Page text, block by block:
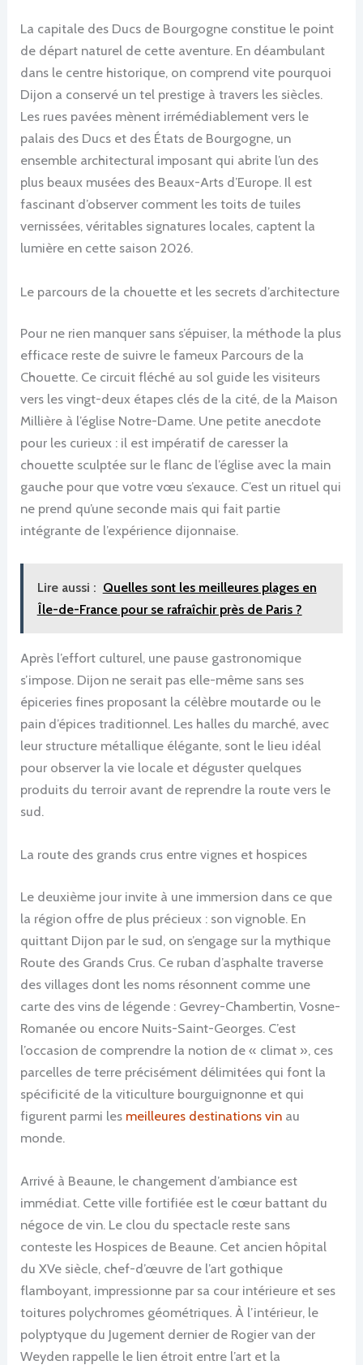
La capitale des Ducs de Bourgogne constitue le point
de départ naturel de cette aventure. En déambulant
dans le centre historique, on comprend vite pourquoi
Dijon a conservé un tel prestige à travers les siècles.
Les rues pavées mènent irrémédiablement vers le
palais des Ducs et des États de Bourgogne, un
ensemble architectural imposant qui abrite l’un des
plus beaux musées des Beaux-Arts d’Europe. Il est
fascinant d’observer comment les toits de tuiles
vernissées, véritables signatures locales, captent la
lumière en cette saison 2026.
Le parcours de la chouette et les secrets d’architecture
Pour ne rien manquer sans s’épuiser, la méthode la plus
efficace reste de suivre le fameux Parcours de la
Chouette. Ce circuit fléché au sol guide les visiteurs
vers les vingt-deux étapes clés de la cité, de la Maison
Millière à l’église Notre-Dame. Une petite anecdote
pour les curieux : il est impératif de caresser la
chouette sculptée sur le flanc de l’église avec la main
gauche pour que votre vœu s’exauce. C’est un rituel qui
ne prend qu’une seconde mais qui fait partie
intégrante de l’expérience dijonnaise.
Lire aussi : Quelles sont les meilleures plages en
Île-de-France pour se rafraîchir près de Paris ?
Après l’effort culturel, une pause gastronomique
s’impose. Dijon ne serait pas elle-même sans ses
épiceries fines proposant la célèbre moutarde ou le
pain d’épices traditionnel. Les halles du marché, avec
leur structure métallique élégante, sont le lieu idéal
pour observer la vie locale et déguster quelques
produits du terroir avant de reprendre la route vers le
sud.
La route des grands crus entre vignes et hospices
Le deuxième jour invite à une immersion dans ce que
la région offre de plus précieux : son vignoble. En
quittant Dijon par le sud, on s’engage sur la mythique
Route des Grands Crus. Ce ruban d’asphalte traverse
des villages dont les noms résonnent comme une
carte des vins de légende : Gevrey-Chambertin, Vosne-
Romanée ou encore Nuits-Saint-Georges. C’est
l’occasion de comprendre la notion de « climat », ces
parcelles de terre précisément délimitées qui font la
spécificité de la viticulture bourguignonne et qui
figurent parmi les meilleures destinations vin au
monde.
Arrivé à Beaune, le changement d’ambiance est
immédiat. Cette ville fortifiée est le cœur battant du
négoce de vin. Le clou du spectacle reste sans
conteste les Hospices de Beaune. Cet ancien hôpital
du XVe siècle, chef-d’œuvre de l’art gothique
flamboyant, impressionne par sa cour intérieure et ses
toitures polychromes géométriques. À l’intérieur, le
polyptyque du Jugement dernier de Rogier van der
Weyden rappelle le lien étroit entre l’art et la